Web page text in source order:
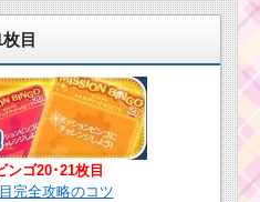
目
ンゴ20･21枚目
完全攻略のコツ